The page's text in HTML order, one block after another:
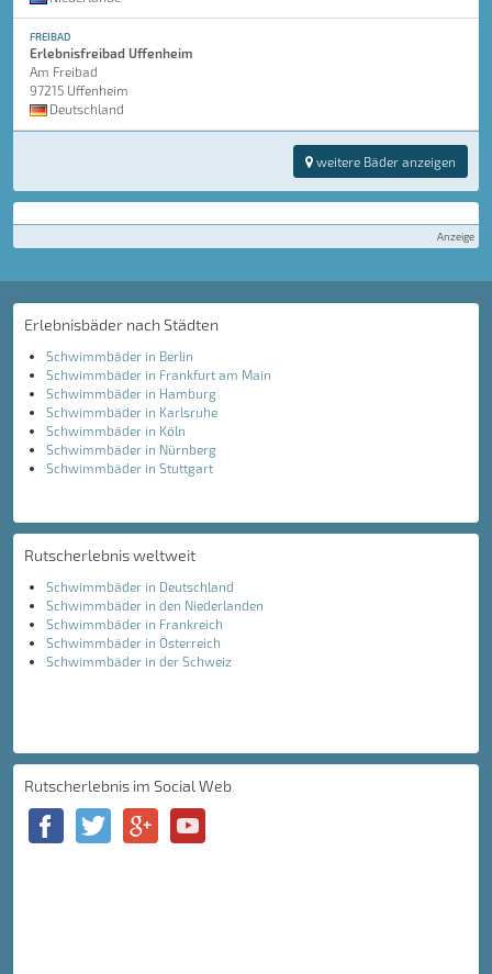
FREIBAD
Erlebnisfreibad Uffenheim
Am Freibad
97215 Uffenheim
Deutschland
weitere Bäder anzeigen
Anzeige
Erlebnisbäder nach Städten
Schwimmbäder in Berlin
Schwimmbäder in Frankfurt am Main
Schwimmbäder in Hamburg
Schwimmbäder in Karlsruhe
Schwimmbäder in Köln
Schwimmbäder in Nürnberg
Schwimmbäder in Stuttgart
Rutscherlebnis weltweit
Schwimmbäder in Deutschland
Schwimmbäder in den Niederlanden
Schwimmbäder in Frankreich
Schwimmbäder in Österreich
Schwimmbäder in der Schweiz
Rutscherlebnis im Social Web